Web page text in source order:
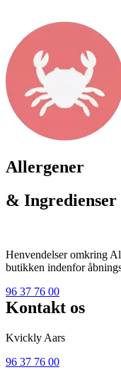
Allergener
& Ingredienser
Henvendelser omkring
butikken indenfor
96 37 76 00
Kontakt os
Kvickly Aars
96 37 76 00